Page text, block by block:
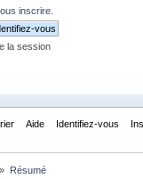
inscrire.
la session
Aide Identifiez-vous
» Résumé